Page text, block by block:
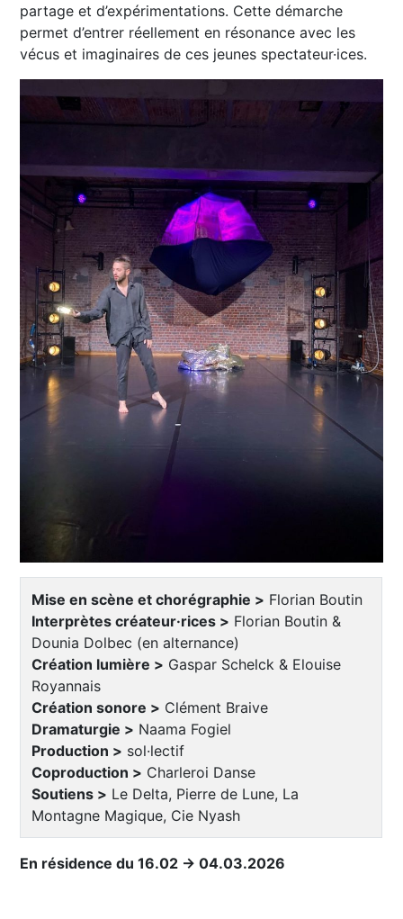
partage et d’expérimentations. Cette démarche
permet d’entrer réellement en résonance avec les
vécus et imaginaires de ces jeunes spectateur·ices.
Mise en scène et chorégraphie > Florian Boutin
Interprètes créateur·rices > Florian Boutin &
Dounia Dolbec (en alternance)
Création lumière > Gaspar Schelck & Elouise
Royannais
Création sonore > Clément Braive
Dramaturgie > Naama Fogiel
Production > sol·lectif
Coproduction > Charleroi Danse
Soutiens > Le Delta, Pierre de Lune, La
Montagne Magique, Cie Nyash
En résidence du 16.02 → 04.03.2026